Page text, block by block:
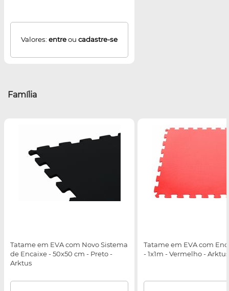
Valores: entreou cadastre-se
Família
Tatame em EVA com Novo Sistema
de Encaixe - 50x50 cm - Preto -
Arktus
Tatame em EVA com
- 1x1m - Vermelho - Arktus